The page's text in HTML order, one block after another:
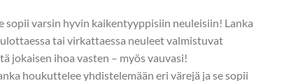
sopii varsin hyvin kaikentyyppisiin neuleisiin! Lanka
tai virkattaessa neuleet valmistuvat
jokaisen ihoa vasten – myös vauvasi!
houkuttelee yhdistelemään eri värejä ja se sopii